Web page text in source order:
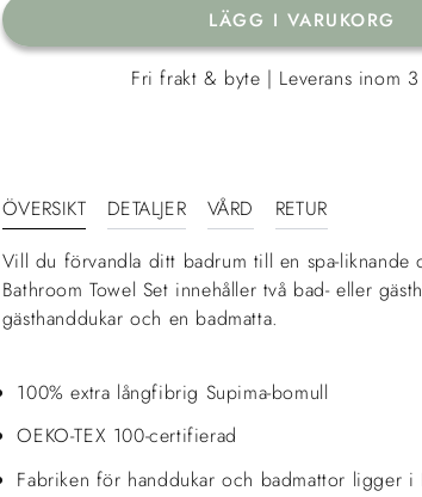
LÄGG I VARUKORG
Fri frakt & byte | Leverans inom
ÖVERSIKT DETALJER VÅRD
RETUR
Vill du förvandla ditt badrum till en spa-liknande
Bathroom Towel Set innehåller två bad- eller
gästhanddukar och en badmatta.
100% extra långfibrig Supima-bomull
OEKO-TEX 100-certifierad
Fabriken för handdukar och badmattor ligger i